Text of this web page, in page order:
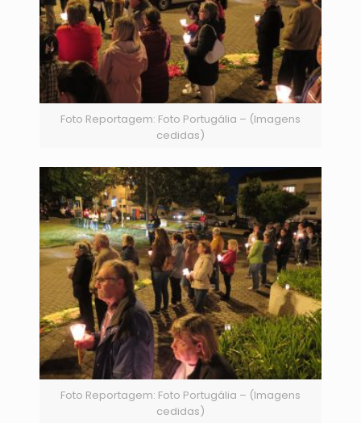
Foto Reportagem: Foto Portugália – (Imagens
cedidas)
Foto Reportagem: Foto Portugália – (Imagens
cedidas)